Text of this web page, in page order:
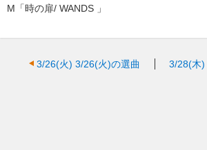
M「時の扉/ WANDS 」
3/26(火) 3/26(火)の選曲 3/28(木)